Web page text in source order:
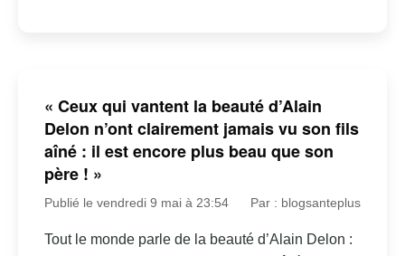
« Ceux qui vantent la beauté d’Alain
Delon n’ont clairement jamais vu son fils
aîné : il est encore plus beau que son
père ! »
Publié le vendredi 9 mai à 23:54 Par : blogsanteplus
Tout le monde parle de la beauté d’Alain Delon :